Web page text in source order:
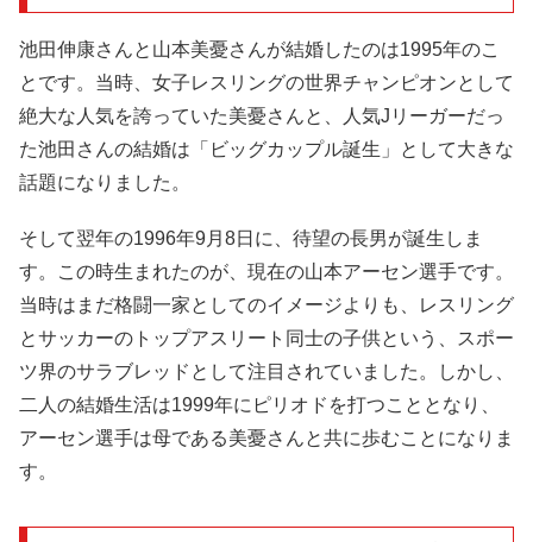
池田伸康さんと山本美憂さんが結婚したのは1995年のこ
とです。当時、女子レスリングの世界チャンピオンとして
絶大な人気を誇っていた美憂さんと、人気Jリーガーだっ
た池田さんの結婚は「ビッグカップル誕生」として大きな
話題になりました。
そして翌年の1996年9月8日に、待望の長男が誕生しま
す。この時生まれたのが、現在の山本アーセン選手です。
当時はまだ格闘一家としてのイメージよりも、レスリング
とサッカーのトップアスリート同士の子供という、スポー
ツ界のサラブレッドとして注目されていました。しかし、
二人の結婚生活は1999年にピリオドを打つこととなり、
アーセン選手は母である美憂さんと共に歩むことになりま
す。